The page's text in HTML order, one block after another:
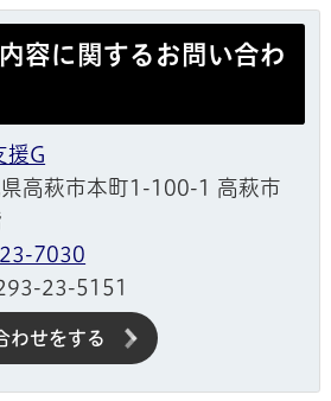
容に関するお問い合わ
援G
高萩市本町1-100-1 高萩市
7030
23-5151
わせをする